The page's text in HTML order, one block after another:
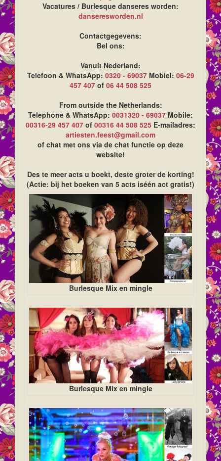
Vacatures / Burlesque danseres worden:
danseresworden.nl
Contactgegevens:
Bel ons:
Vanuit Nederland:
Telefoon & WhatsApp: 0320 - 69037Mobiel: 06-29
457 407 of 06 44 508 525
From outside the Netherlands:
Telephone & WhatsApp: 0031320 - 69037 Mobile:
00316-29 457 407 of 00316 44 508 525 E-mailadres:
artiesten.feest@gmail.com
of chat met ons via de chat functie op deze
website!
Des te meer acts u boekt, deste groter de korting!
(Actie: bij het boeken van 5 acts iséén act gratis!)
Burlesque Mix en mingle
Burlesque Mix en mingle